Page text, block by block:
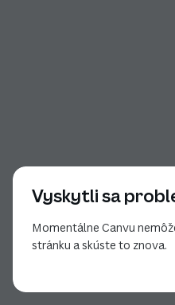
Vyskytli sa
Momentálne Canvu
stránku a skúste to znova.